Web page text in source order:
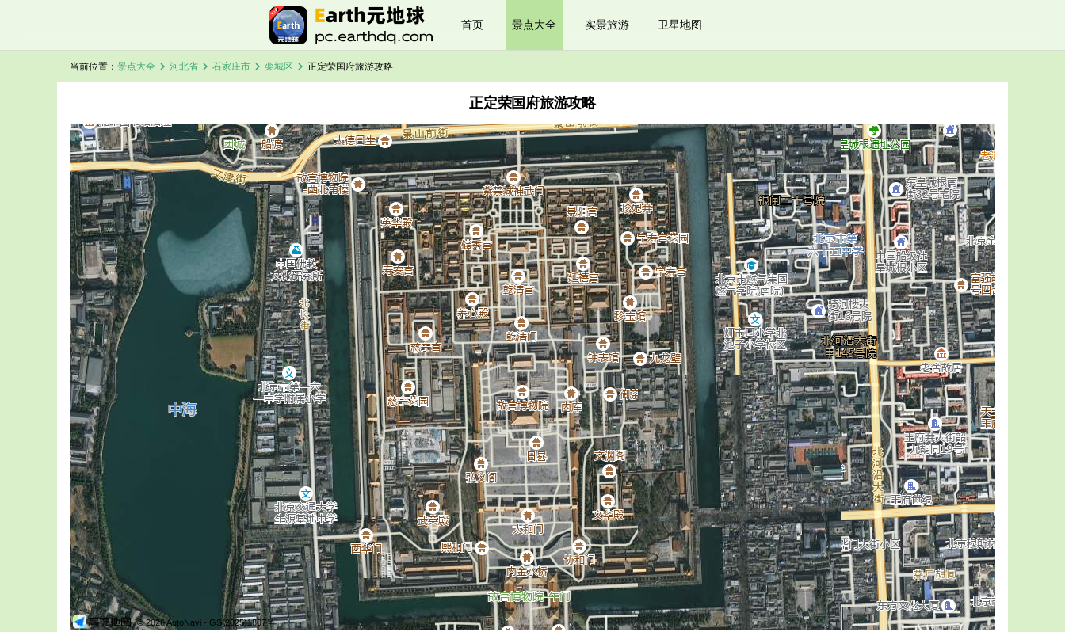
首页 景点大全 实景旅游 卫星地图
当前位置： 景点大全 chevron_right 河北省 chevron_right 石家庄市 chevron_right 栾城区 chevron_right 正定荣国府旅游攻略
正定荣国府旅游攻略
正定荣国府卫星地图加载中，请稍候...
© 2026 AutoNavi - GS(2025)1807号